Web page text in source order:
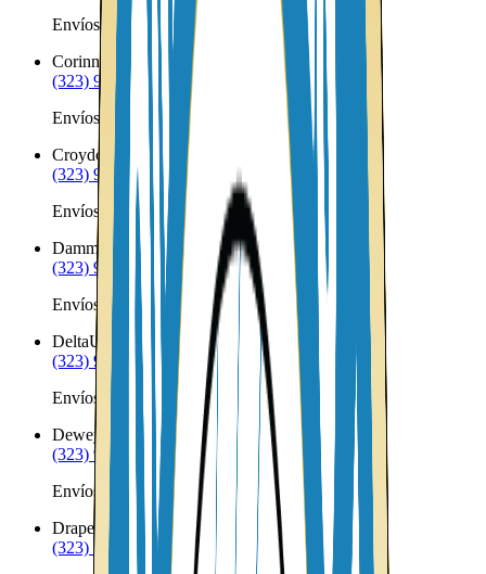
Envíos a Nicaragua desde Coalville
Corinne
(323) 953-8100
Envíos a Nicaragua desde Corinne
Croydon UT
(323) 953-8100
Envíos a Nicaragua desde Croydon
Dammeron Valley
UT
(323) 953-8100
Envíos a Nicaragua desde Dammeron Valley
DeltaUT
(323) 953-8100
Envíos a Nicaragua desde Delta
Deweyville
UT
(323) 953-8100
Envíos a Nicaragua desde Deweyville
Draper
UT
(323) 953-8100